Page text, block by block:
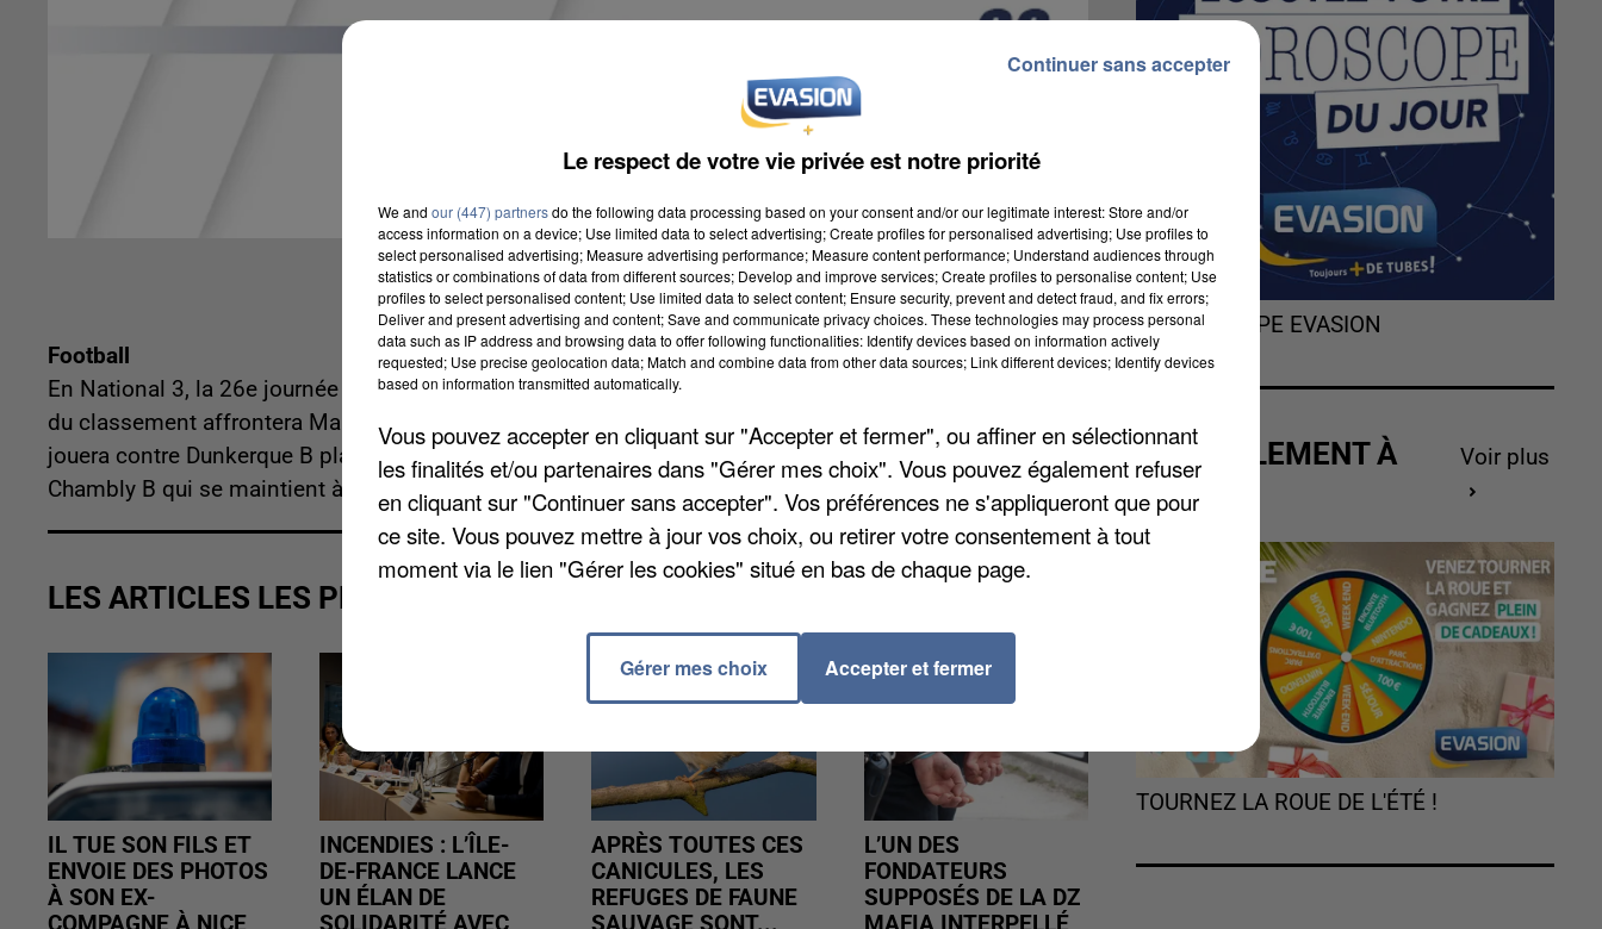
Football
En National 3, la 26e journée de tournois se joue demain. Senlis Municipale qui occupe la 11e place
du classement affrontera Maubeuge à la 8e position. À la deuxième place on retrouve Beauvais qui
jouera contre Dunkerque B placé à la 12e position. Et Chantilly, dernière du classement sera face à
Chambly B qui se maintient à la 5e place.
LES ARTICLES LES PLUS VUS
IL TUE SON FILS ET
ENVOIE DES PHOTOS
À SON EX-
INCENDIES : L’ÎLE-
DE-FRANCE LANCE
UN ÉLAN DE
APRÈS TOUTES CES
CANICULES, LES
REFUGES DE FAUNE
L’UN DES
FONDATEURS
SUPPOSÉS DE LA DZ
L'HOROSCOPE EVASION
ACTUELLEMENT À
GAGNER
Voir plus
TOURNEZ LA ROUE DE L'ÉTÉ !
Le respect de votre vie privée est notre priorité
We and our (447) partnersdo the following data processing based on your consent and/or our legitimate interest: Store and/or
access information on a device; Use limited data to select advertising; Create profiles for personalised advertising; Use profiles to
select personalised advertising; Measure advertising performance; Measure content performance; Understand audiences through
statistics or combinations of data from different sources; Develop and improve services; Create profiles to personalise content; Use
profiles to select personalised content; Use limited data to select content; Ensure security, prevent and detect fraud, and fix errors;
Deliver and present advertising and content; Save and communicate privacy choices. These technologies may process personal
data such as IP address and browsing data to offer following functionalities: Identify devices based on information actively
requested; Use precise geolocation data; Match and combine data from other data sources; Link different devices; Identify devices
based on information transmitted automatically.
Vous pouvez accepter en cliquant sur "Accepter et fermer", ou affiner en sélectionnant
les finalités et/ou partenaires dans "Gérer mes choix". Vous pouvez également refuser
en cliquant sur "Continuer sans accepter". Vos préférences ne s'appliqueront que pour
ce site. Vous pouvez mettre à jour vos choix, ou retirer votre consentement à tout
moment via le lien "Gérer les cookies" situé en bas de chaque page.
Gérer mes choix Accepter et fermer
Continuer sans accepter